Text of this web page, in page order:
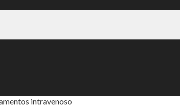
intravenoso